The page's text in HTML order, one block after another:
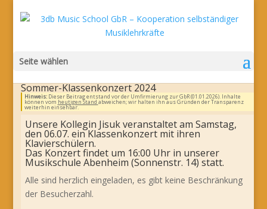
Seite wählen
Sommer-Klassenkonzert 2024
Hinweis:Dieser Beitrag entstand vor der Umfirmierung zur GbR (01.01.2026). Inhalte
können vom heutigen Stand abweichen; wir halten ihn aus Gründen der Transparenz
weiterhin einsehbar.
Unsere Kollegin Jisuk veranstaltet am Samstag,
den 06.07. ein Klassenkonzert mit ihren
Klavierschülern.
Das Konzert findet um 16:00 Uhr in unserer
Musikschule Abenheim (Sonnenstr. 14) statt.
Alle sind herzlich eingeladen, es gibt keine Beschränkung
der Besucherzahl.